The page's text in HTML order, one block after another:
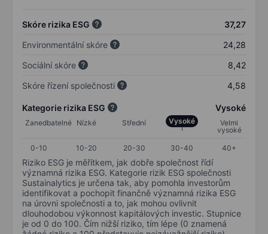
Skóre rizika ESG
37,27
Environmentální skóre
24,28
Sociální skóre
8,42
Skóre řízení společnosti
4,58
Kategorie rizika ESG Vysoké
Zanedbatelné Nízké Střední Vysoké
Velmi
vysoké
0-10
10-20 20-30 30-40 40+
Riziko ESG je měřítkem, jak dobře společnost řídí
významná rizika ESG. Kategorie rizik ESG společnosti
Sustainalytics je určena tak, aby pomohla investorům
identifikovat a pochopit finančně významná rizika ESG
na úrovni společnosti a to, jak mohou ovlivnit
dlouhodobou výkonnost kapitálových investic. Stupnice
je od 0 do 100. Čím nižší riziko, tím lépe (0 znamená